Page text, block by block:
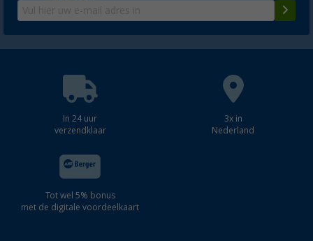
In 24 uur
verzendklaar
3x in
Nederland
Tot wel 5% bonus
met de digitale voordeelkaart